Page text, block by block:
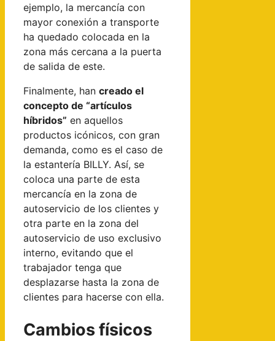
ejemplo, la mercancía con
mayor conexión a transporte
ha quedado colocada en la
zona más cercana a la puerta
de salida de este.
Finalmente, han creado el
concepto de “artículos
híbridos” en aquellos
productos icónicos, con gran
demanda, como es el caso de
la estantería BILLY. Así, se
coloca una parte de esta
mercancía en la zona de
autoservicio de los clientes y
otra parte en la zona del
autoservicio de uso exclusivo
interno, evitando que el
trabajador tenga que
desplazarse hasta la zona de
clientes para hacerse con ella.
Cambios físicos